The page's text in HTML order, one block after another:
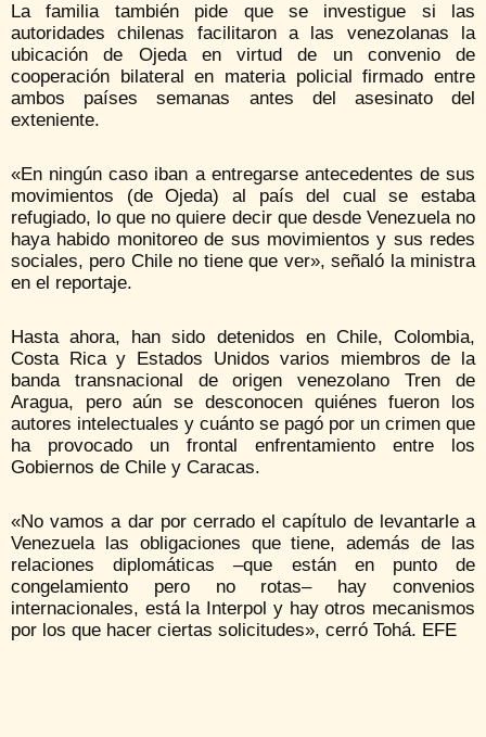
La familia también pide que se investigue si las
autoridades chilenas facilitaron a las venezolanas la
ubicación de Ojeda en virtud de un convenio de
cooperación bilateral en materia policial firmado entre
ambos países semanas antes del asesinato del
exteniente.
«En ningún caso iban a entregarse antecedentes de sus
movimientos (de Ojeda) al país del cual se estaba
refugiado, lo que no quiere decir que desde Venezuela no
haya habido monitoreo de sus movimientos y sus redes
sociales, pero Chile no tiene que ver», señaló la ministra
en el reportaje.
Hasta ahora, han sido detenidos en Chile, Colombia,
Costa Rica y Estados Unidos varios miembros de la
banda transnacional de origen venezolano Tren de
Aragua, pero aún se desconocen quiénes fueron los
autores intelectuales y cuánto se pagó por un crimen que
ha provocado un frontal enfrentamiento entre los
Gobiernos de Chile y Caracas.
«No vamos a dar por cerrado el capítulo de levantarle a
Venezuela las obligaciones que tiene, además de las
relaciones diplomáticas –que están en punto de
congelamiento pero no rotas– hay convenios
internacionales, está la Interpol y hay otros mecanismos
por los que hacer ciertas solicitudes», cerró Tohá. EFE